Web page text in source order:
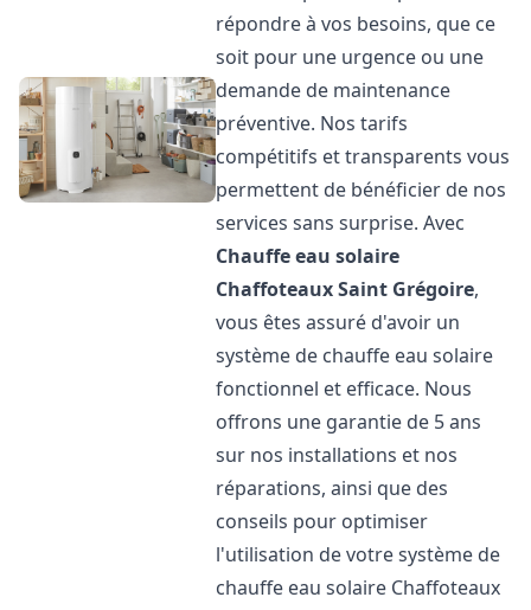
répondre à vos besoins, que ce
soit pour une urgence ou une
demande de maintenance
préventive. Nos tarifs
compétitifs et transparents vous
permettent de bénéficier de nos
services sans surprise. Avec
Chauffe eau solaire
ChaffoteauxSaint Grégoire,
vous êtes assuré d'avoir un
système de chauffe eau solaire
fonctionnel et efficace. Nous
offrons une garantie de 5 ans
sur nos installations et nos
réparations, ainsi que des
conseils pour optimiser
l'utilisation de votre système de
chauffe eau solaire Chaffoteaux